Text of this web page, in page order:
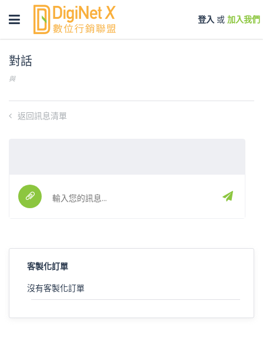
Toggle
navigation
登入 或 加入我們
對話
與
返回訊息清單
客製化訂單
沒有客製化訂單